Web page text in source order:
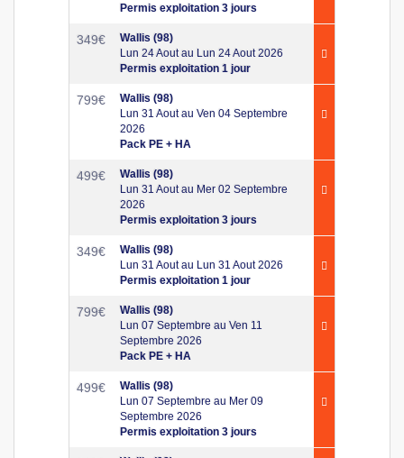
Permis exploitation 3 jours
349€
Wallis (98)
Lun 24 Aout au Lun 24 Aout 2026
Permis exploitation 1 jour
799€
Wallis (98)
Lun 31 Aout au Ven 04 Septembre
2026
Pack PE + HA
499€
Wallis (98)
Lun 31 Aout au Mer 02 Septembre
2026
Permis exploitation 3 jours
349€
Wallis (98)
Lun 31 Aout au Lun 31 Aout 2026
Permis exploitation 1 jour
799€
Wallis (98)
Lun 07 Septembre au Ven 11
Septembre 2026
Pack PE + HA
499€
Wallis (98)
Lun 07 Septembre au Mer 09
Septembre 2026
Permis exploitation 3 jours